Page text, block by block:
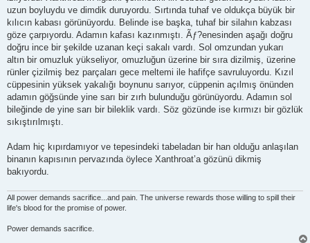
uzun boyluydu ve dimdik duruyordu. Sırtında tuhaf ve oldukça büyük bir
kılıcın kabası görünüyordu. Belinde ise başka, tuhaf bir silahın kabzası
göze çarpıyordu. Adamın kafası kazınmıştı. Ãƒ?enesinden aşağı doğru
doğru ince bir şekilde uzanan keçi sakalı vardı. Sol omzundan yukarı
altın bir omuzluk yükseliyor, omuzluğun üzerine bir sıra dizilmiş, üzerine
rünler çizilmiş bez parçaları gece meltemi ile hafifçe savruluyordu. Kızıl
cüppesinin yüksek yakalığı boynunu sarıyor, cüppenin açılmış önünden
adamın göğsünde yine sarı bir zırh bulunduğu görünüyordu. Adamın sol
bileğinde de yine sarı bir bileklik vardı. Söz gözünde ise kırmızı bir gözlük
sıkıştırılmıştı.
Adam hiç kıpırdamıyor ve tepesindeki tabeladan bir han olduğu anlaşılan
binanın kapısının pervazında öylece Xanthroat’a gözünü dikmiş
bakıyordu.
All power demands sacrifice...and pain. The universe rewards those willing to spill their
life's blood for the promise of power.
Power demands sacrifice.